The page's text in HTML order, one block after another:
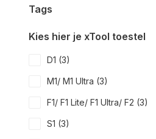
Tags
Kies hier je xTool toestel
D1 (3)
M1/ M1 Ultra (3)
F1/ F1 Lite/ F1 Ultra/ F2 (3)
S1 (3)